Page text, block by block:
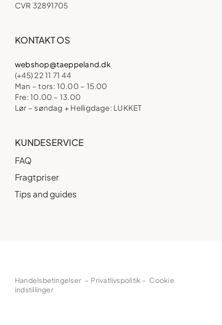
CVR 32891705
KONTAKT OS
webshop@taeppeland.dk
(+45) 22 11 71 44
Man – tors: 10.00 – 15.00
Fre: 10.00 – 13.00
Lør – søndag + Helligdage: LUKKET
KUNDESERVICE
FAQ
Fragtpriser
Tips and guides
Handelsbetingelser – Privatlivspolitik – Cookie
indstillinger